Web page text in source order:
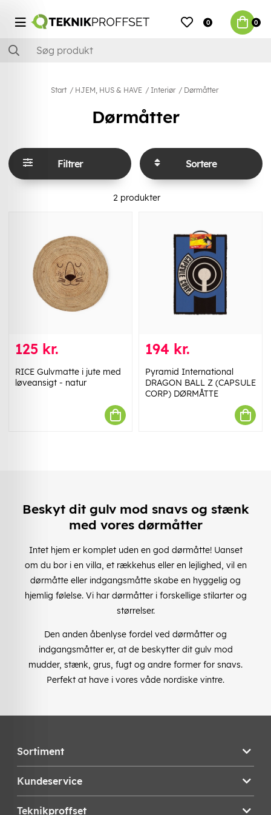
0 0
Start HJEM, HUS & HAVE Interiør Dørmåtter
Dørmåtter
Filtrer Sortere
2 produkter
125 kr.
RICE Gulvmatte i jute med
løveansigt - natur
194 kr.
Pyramid International
DRAGON BALL Z (CAPSULE
CORP) DØRMÅTTE
Beskyt dit gulv mod snavs og stænk
med vores dørmåtter
Intet hjem er komplet uden en god dørmåtte! Uanset
om du bor i en villa, et rækkehus eller en lejlighed, vil en
dørmåtte eller indgangsmåtte skabe en hyggelig og
hjemlig følelse. Vi har dørmåtter i forskellige stilarter og
størrelser.
Den anden åbenlyse fordel ved dørmåtter og
indgangsmåtter er, at de beskytter dit gulv mod
mudder, stænk, grus, fugt og andre former for snavs.
Perfekt at have i vores våde nordiske vintre.
Sortiment
Kundeservice
Teknikproffset